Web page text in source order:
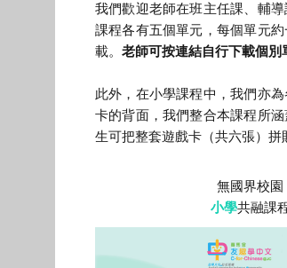
我們歡迎老師在班主任課、輔
課程各有五個單元，每個單元
載。 老師可按連結自行下載個別
此外，在小學課程中，我們亦
卡的背面，我們整合本課程所
生可把整套遊戲卡（共六張）拼
無國界校園
小學共融課